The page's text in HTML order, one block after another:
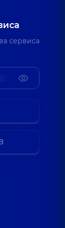
сервиса